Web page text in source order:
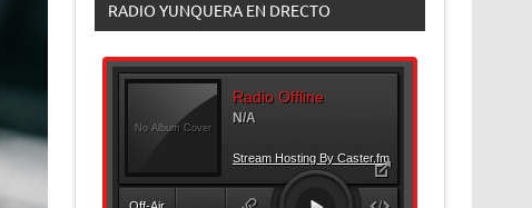
RADIO YUNQUERA EN DRECTO